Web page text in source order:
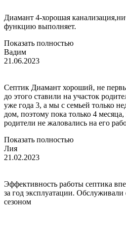
Диамант 4-хорошая
функцию выполняет.
Показать полностью
Вадим
21.06.2023
Септик Диамант хороший, не
до этого ставили на участок
уже года 3, а мы с семьей только
дом, поэтому пока только 4
родители не жаловались на его
Показать полностью
Лия
21.02.2023
Эффективность работы септика
за год эксплуатации.
сезоном